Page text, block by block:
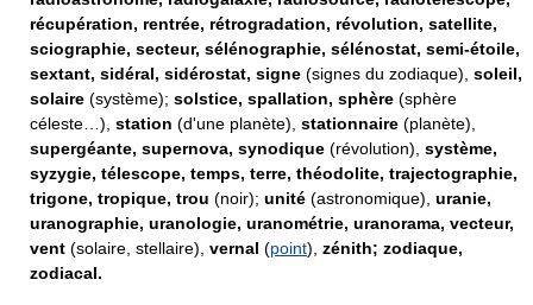
récupération, rentrée, rétrogradation, révolution, satellite,
sciographie, secteur, sélénographie, sélénostat, semi-étoile,
sextant, sidéral, sidérostat, signe (signes du zodiaque), soleil,
solaire (système); solstice, spallation, sphère (sphère
céleste…), station (d'une planète), stationnaire (planète),
supergéante, supernova, synodique (révolution), système,
syzygie, télescope, temps, terre, théodolite, trajectographie,
trigone, tropique, trou (noir); unité (astronomique), uranie,
uranographie, uranologie, uranométrie, uranorama, vecteur,
vent (solaire, stellaire), vernal (point), zénith; zodiaque,
zodiacal.